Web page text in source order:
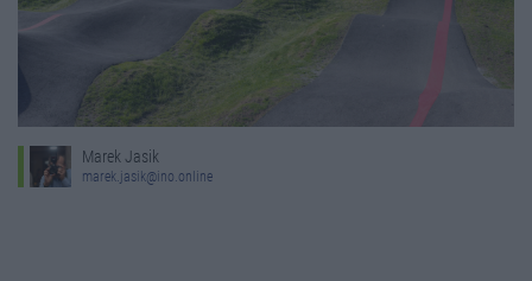
Marek Jasik
marek.jasik@ino.online